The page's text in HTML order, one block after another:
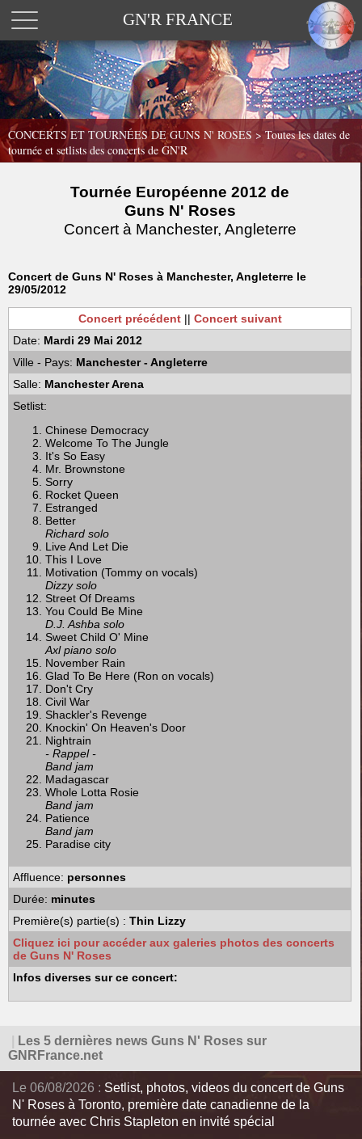
GN'R FRANCE
CONCERTS ET TOURNÉES DE GUNS N' ROSES > Toutes les dates de
tournée et setlists des concerts de GN'R
Tournée Européenne 2012 de
Guns N' Roses
Concert à Manchester, Angleterre
Concert de Guns N' Roses à Manchester, Angleterre le
29/05/2012
Concert précédent|| Concert suivant
Date: Mardi 29 Mai 2012
Ville - Pays: Manchester - Angleterre
Salle: Manchester Arena
Setlist:
Chinese Democracy
Welcome To The Jungle
It's So Easy
Mr. Brownstone
Sorry
Rocket Queen
Estranged
Better
Richard solo
Live And Let Die
This I Love
Motivation (Tommy on vocals)
Dizzy solo
Street Of Dreams
You Could Be Mine
D.J. Ashba solo
Sweet Child O' Mine
Axl piano solo
November Rain
Glad To Be Here (Ron on vocals)
Don't Cry
Civil War
Shackler's Revenge
Knockin' On Heaven's Door
Nightrain
- Rappel -
Band jam
Madagascar
Whole Lotta Rosie
Band jam
Patience
Band jam
Paradise city
Affluence: personnes
Durée: minutes
Première(s) partie(s) :Thin Lizzy
Cliquez ici pour accéder aux galeries photos des concerts
de Guns N' Roses
Infos diverses sur ce concert:
Les 5 dernières news Guns N' Roses sur
GNRFrance.net
Le 06/08/2026 : Setlist, photos, videos du concert de Guns
N' Roses à Toronto, première date canadienne de la
tournée avec Chris Stapleton en invité spécial